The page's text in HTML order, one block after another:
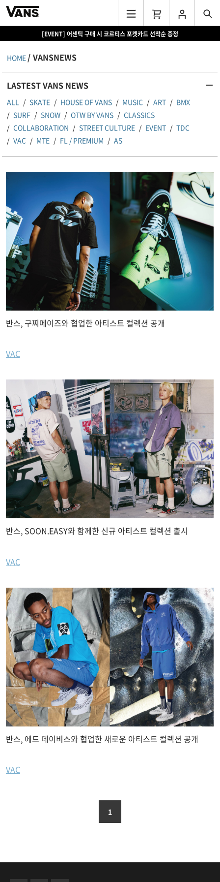
[EVENT] 어센틱 구매 시 코르티스 포켓카드 선착순 증정
HOME VANSNEWS
LASTEST VANS NEWS
ALL SKATE HOUSE OF VANS MUSIC ART
BMX
SURF
SNOW OTW BY VANS
CLASSICS
COLLABORATION
STREET CULTURE EVENT
TDC
VAC
MTE FL / PREMIUM AS
반스, 구찌메이즈와 협업한 아티스트 컬렉션 공개
VAC
반스, SOON.EASY와 함께한 신규 아티스트 컬렉션 출시
VAC
반스, 에드 데이비스와 협업한 새로운 아티스트 컬렉션 공개
VAC
1